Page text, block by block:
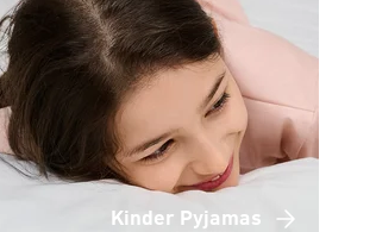
Kinder Pyjamas